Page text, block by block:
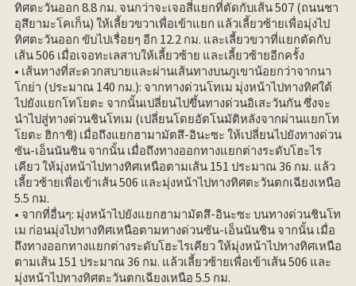
ทิศตะวันออก 8.8 กม. จนกว่าจะเจอสี่แยกที่ตัดกับเส้น 507 (ถนนชา
อุสึยามะโคเก็น) ให้เลี้ยวขวาเพื่อเข้าแยก แล้วเลี้ยวซ้ายเพื่อมุ่งไป
ทิศตะวันออก ขับไปเรื่อยๆ อีก 12.2 กม. และเลี้ยวขวาที่แยกตัดกับ
เส้น 506 เมื่อเจอทะเลสาบให้เลี้ยวซ้าย และเลี้ยวซ้ายอีกครั้ง
• เส้นทางที่สะดวกสบายและผ่านเส้นทางบนภูเขาน้อยกว่าจากนา
โกย่า (ประมาณ 140 กม.): จากทางด่วนโทเม มุ่งหน้าไปทางทิศใต้
ไปยังแยกโทโยตะ จากนั้นเปลี่ยนไปขึ้นทางด่วนอิเสะวันกัน ซึ่งจะ
นำไปสู่ทางด่วนชินโทเม (เปลี่ยนโดยอัตโนมัติหลังจากผ่านแยกโท
โยตะ ฮิกาชิ) เมื่อถึงแยกฮามามัตสึ-อินะซะ ให้เปลี่ยนไปยังทางด่วน
ซัน-เอ็นนันชิน จากนั้น เมื่อถึงทางออกทางแยกต่างระดับโฮะไร
เคียว ให้มุ่งหน้าไปทางทิศเหนือตามเส้น 151 ประมาณ 36 กม. แล้ว
เลี้ยวซ้ายเพื่อเข้าเส้น 506 และมุ่งหน้าไปทางทิศตะวันตกเฉียงเหนือ
5.5 กม.
• จากที่อื่นๆ: มุ่งหน้าไปยังแยกฮามามัตสึ-อินะซะ บนทางด่วนชินโท
เม ก่อนมุ่งไปทางทิศเหนือตามทางด่วนซัน-เอ็นนันชิน จากนั้น เมื่อ
ถึงทางออกทางแยกต่างระดับโฮะไรเคียว ให้มุ่งหน้าไปทางทิศเหนือ
ตามเส้น 151 ประมาณ 36 กม. แล้วเลี้ยวซ้ายเพื่อเข้าเส้น 506 และ
มุ่งหน้าไปทางทิศตะวันตกเฉียงเหนือ 5.5 กม.